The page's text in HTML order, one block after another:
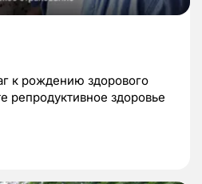
к рождению здорового
здоровье